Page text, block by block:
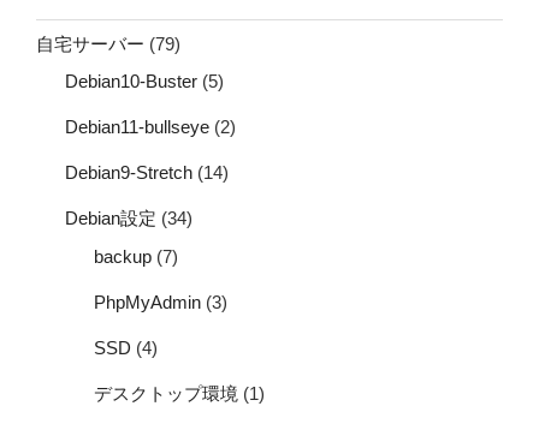
自宅サーバー (79)
Debian10-Buster (5)
Debian11-bullseye (2)
Debian9-Stretch (14)
Debian設定 (34)
backup (7)
PhpMyAdmin (3)
SSD (4)
デスクトップ環境 (1)